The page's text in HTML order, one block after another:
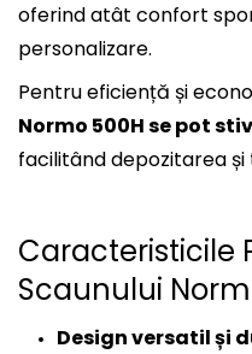
oferind atât confort
personalizare.
Pentru eficiență și
Normo 500H se pot
facilitând depozitarea
Caracteristicile
Scaunului
Design versatil și